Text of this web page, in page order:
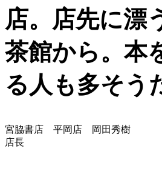
店。店先に漂
茶館から。本
る人も多そう
宮脇書店 平岡店 岡田秀樹
店長